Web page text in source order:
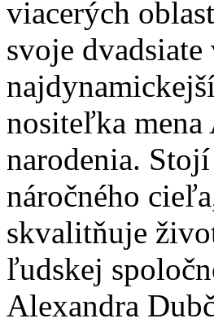
viacerých
svoje
nositeľka
narodenia.
náročného
skvalitňuje
ľudskej
Alexandra